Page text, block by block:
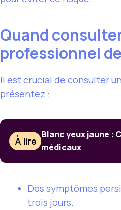
Quand
professionnel
Il est crucial de consulter
présentez :
À lire
Blanc yeux jaune :
médicaux
Des symptômes
trois jours.